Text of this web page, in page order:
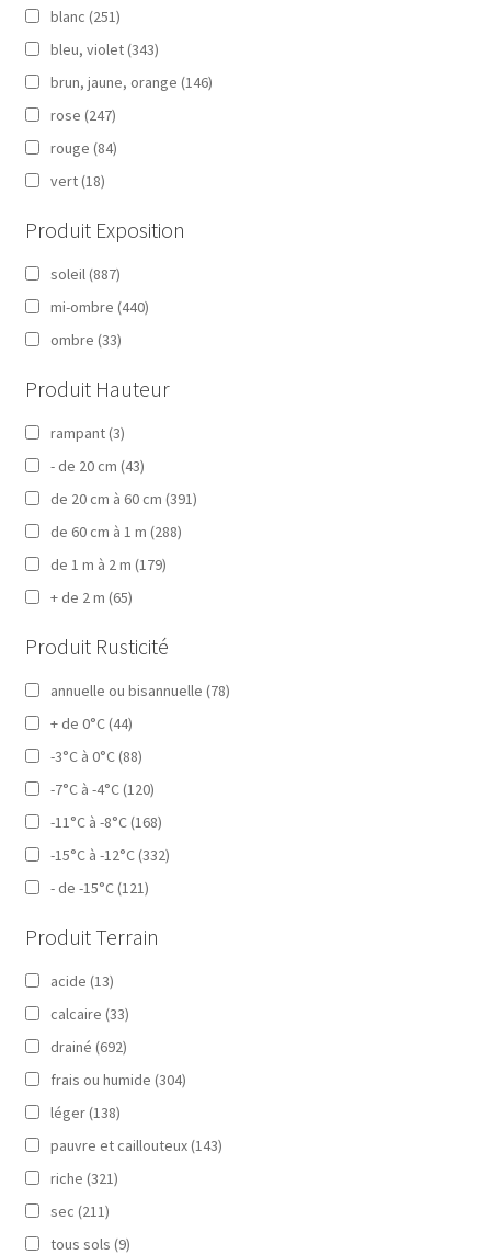
blanc (251)
bleu, violet (343)
brun, jaune, orange (146)
rose (247)
rouge (84)
vert (18)
Produit Exposition
soleil (887)
mi-ombre (440)
ombre (33)
Produit Hauteur
rampant (3)
- de 20 cm (43)
de 20 cm à 60 cm (391)
de 60 cm à 1 m (288)
de 1 m à 2 m (179)
+ de 2 m (65)
Produit Rusticité
annuelle ou bisannuelle (78)
+ de 0°C (44)
-3°C à 0°C (88)
-7°C à -4°C (120)
-11°C à -8°C (168)
-15°C à -12°C (332)
- de -15°C (121)
Produit Terrain
acide (13)
calcaire (33)
drainé (692)
frais ou humide (304)
léger (138)
pauvre et caillouteux (143)
riche (321)
sec (211)
tous sols (9)